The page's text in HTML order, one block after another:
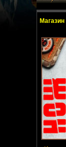
Магазин